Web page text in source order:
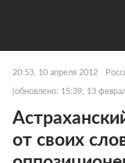
20:53, 10 апреля 2012
(обновлено: 15:39, 13
от своих